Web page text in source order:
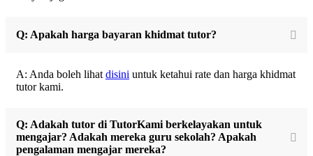
Q: Apakah harga bayaran khidmat tutor?
A: Anda boleh lihat disini untuk ketahui rate dan harga khidmat
tutor kami.
Q: Adakah tutor di TutorKami berkelayakan untuk
mengajar? Adakah mereka guru sekolah? Apakah
pengalaman mengajar mereka?